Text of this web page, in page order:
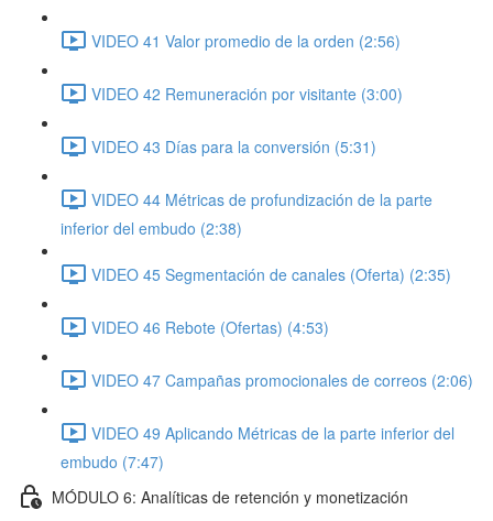
VIDEO 41 Valor promedio de la orden (2:56)
VIDEO 42 Remuneración por visitante (3:00)
VIDEO 43 Días para la conversión (5:31)
VIDEO 44 Métricas de profundización de la parte
inferior del embudo (2:38)
VIDEO 45 Segmentación de canales (Oferta) (2:35)
VIDEO 46 Rebote (Ofertas) (4:53)
VIDEO 47 Campañas promocionales de correos (2:06)
VIDEO 49 Aplicando Métricas de la parte inferior del
embudo (7:47)
MÓDULO 6: Analíticas de retención y monetización